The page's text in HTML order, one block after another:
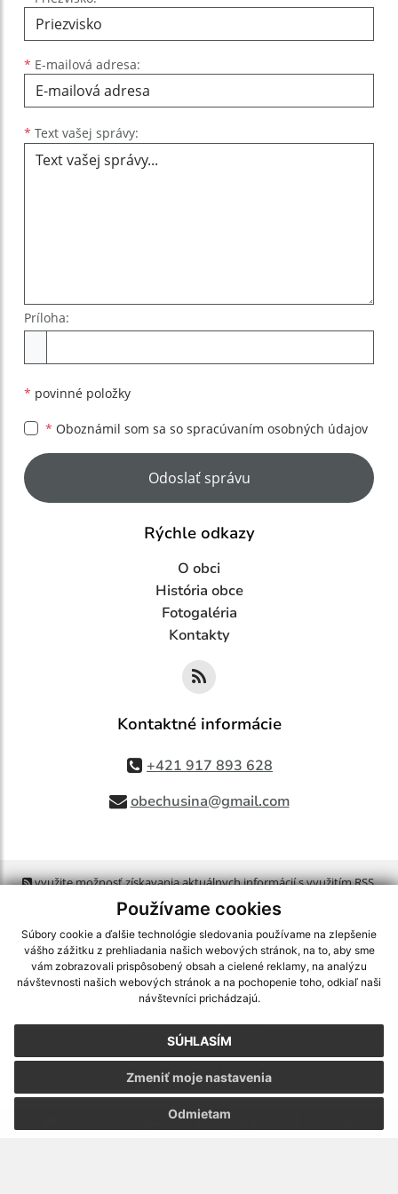
Používame cookies
Súbory cookie a ďalšie technológie sledovania používame na zlepšenie
vášho zážitku z prehliadania našich webových stránok, na to, aby sme
vám zobrazovali prispôsobený obsah a cielené reklamy, na analýzu
návštevnosti našich webových stránok a na pochopenie toho, odkiaľ naši
návštevníci prichádzajú.
SÚHLASÍM
Odmietam
Zmeniť moje nastavenia
* E-mailová adresa:
* Text vašej správy:
Príloha:
* povinné položky
* Oboznámil som sa so spracúvaním osobných údajov
Google reCaptcha Response
Odoslať správu
Rýchle odkazy
O obci
História obce
Fotogaléria
Kontakty
Kontaktné informácie
+421 917 893 628
obechusina@gmail.com
využite možnosť získavania aktuálnych informácií s využitím RSS,
CMS systém (redakčný) systém ECHELON 2, Mapa stránok
webex.digital, s.r.o.,domény,registrácia domény
spoločnosť webex.digital, s.r.o.,technický prevádzkovateľ
Posledná aktualizácia:06.08.2026
Vytlačiť stránku|Vyhlásenie o prístupnosti
webdesign |